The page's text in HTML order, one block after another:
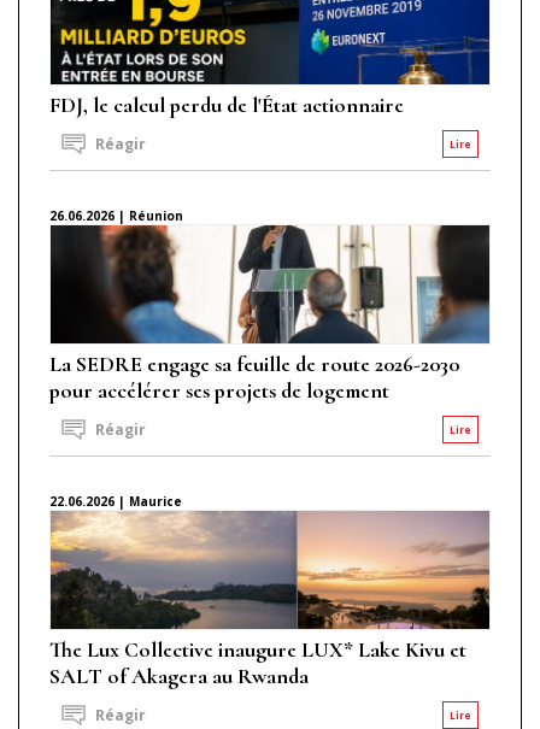
FDJ, le calcul perdu de l'État actionnaire
Lire
Réagir
26.06.2026 | Réunion
La SEDRE engage sa feuille de route 2026-2030
pour accélérer ses projets de logement
Lire
Réagir
22.06.2026 | Maurice
The Lux Collective inaugure LUX* Lake Kivu et
SALT of Akagera au Rwanda
Lire
Réagir